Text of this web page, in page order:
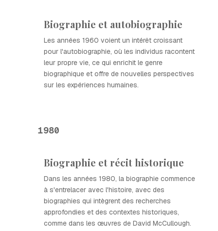
Biographie et autobiographie
Les années 1960 voient un intérêt croissant
pour l'autobiographie, où les individus racontent
leur propre vie, ce qui enrichit le genre
biographique et offre de nouvelles perspectives
sur les expériences humaines.
1980
Biographie et récit historique
Dans les années 1980, la biographie commence
à s'entrelacer avec l'histoire, avec des
biographies qui intègrent des recherches
approfondies et des contextes historiques,
comme dans les œuvres de David McCullough.